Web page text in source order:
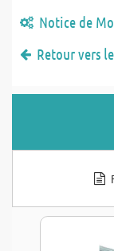
Notice de
Retour vers